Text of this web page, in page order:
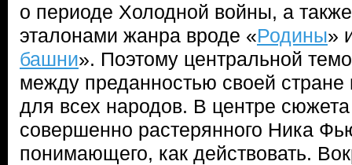
о периоде Холодной войны, а
эталонами жанра вроде «Родины»
башни». Поэтому центральной
между преданностью своей стране
для всех народов. В центре
совершенно растерянного Ника
понимающего, как действовать.